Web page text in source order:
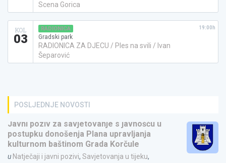
Scena Gorica
KOL
03
RADIONICA
Gradski park
RADIONICA ZA DJECU / Ples na svili / Ivan
Šeparović
19:00h
POSLJEDNJE NOVOSTI
Javni poziv za savjetovanje s javnošću u
postupku donošenja Plana upravljanja
kulturnom baštinom Grada Korčule
u Natječaji i javni pozivi, Savjetovanja u tijeku,